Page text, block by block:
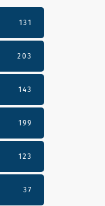
131
203
143
199
123
37